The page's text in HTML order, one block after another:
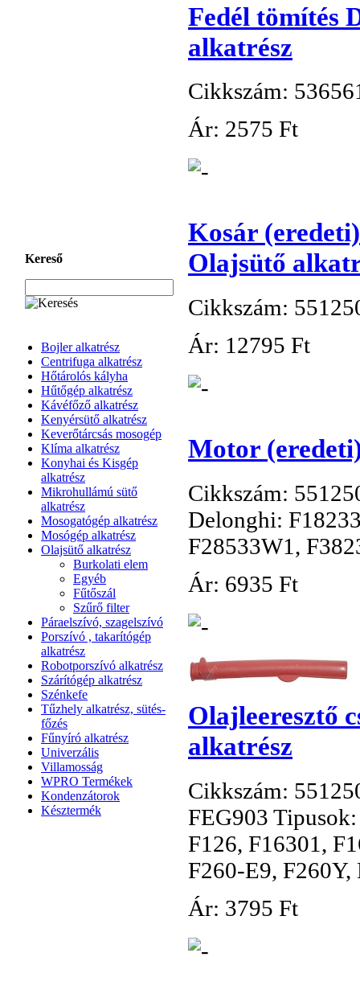
Kereső
Bojler alkatrész
Centrifuga alkatrész
Hőtárolós kályha
Hűtőgép alkatrész
Kávéfőző alkatrész
Kenyérsütő alkatrész
Keverőtárcsás mosogép
Klíma alkatrész
Konyhai és Kisgép
alkatrész
Mikrohullámú sütő
alkatrész
Mosogatógép alkatrész
Mosógép alkatrész
Olajsütő alkatrész
Burkolati elem
Egyéb
Fűtőszál
Szűrő filter
Páraelszívó, szagelszívó
Porszívó , takarítógép
alkatrész
Robotporszívó alkatrész
Szárítógép alkatrész
Szénkefe
Tűzhely alkatrész, sütés-
főzés
Fűnyíró alkatrész
Univerzális
Villamosság
WPRO Termékek
Kondenzátorok
Késztermék
Fedél tömítés
alkatrész
Cikkszám:
Ár: 2575 Ft
Kosár
Olajsütő
Cikkszám:
Ár: 12795 Ft
Motor
Cikkszám:
Delonghi:
F28533W1,
Ár: 6935 Ft
Olajleeresztő
alkatrész
Cikkszám:
FEG903
F126, F16301,
F260-E9, F260Y,
Ár: 3795 Ft